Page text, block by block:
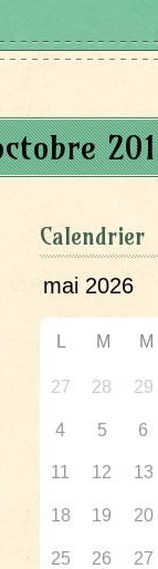
Calendrier
L M M
27 28 29
4 5 6
11 12 13
18 19 20
25 26 27